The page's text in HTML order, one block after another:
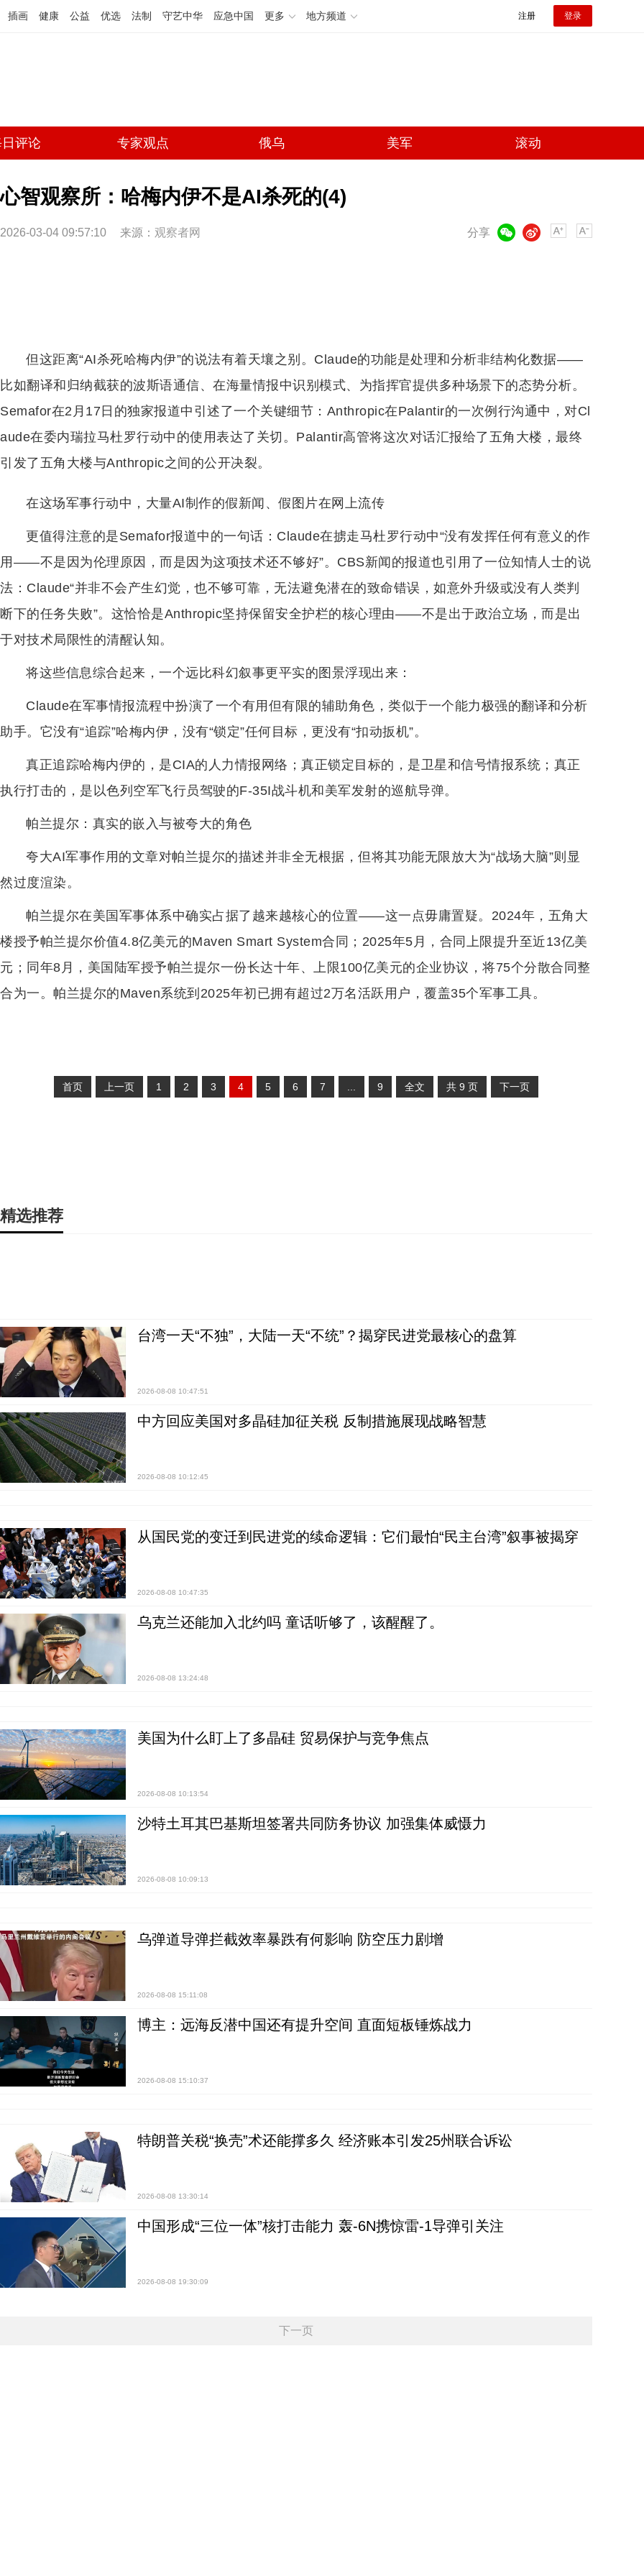
插画 健康 公益 优选 法制 守艺中华 应急中国 更多 地方频道 注册 登录
评论 专家观点 俄乌 美军 滚动
心智观察所：哈梅内伊不是AI杀死的(4)
2026-03-04 09:57:10 来源： 观察者网 分享
微博
但这距离“AI杀死哈梅内伊”的说法有着天壤之别。Claude的功能是处理和分析非结构化数据——
比如翻译和归纳截获的波斯语通信、在海量情报中识别模式、为指挥官提供多种场景下的态势分析。
Semafor在2月17日的独家报道中引述了一个关键细节：Anthropic在Palantir的一次例行沟通中，对Cl
aude在委内瑞拉马杜罗行动中的使用表达了关切。Palantir高管将这次对话汇报给了五角大楼，最终
引发了五角大楼与Anthropic之间的公开决裂。
在这场军事行动中，大量AI制作的假新闻、假图片在网上流传
更值得注意的是Semafor报道中的一句话：Claude在掳走马杜罗行动中“没有发挥任何有意义的作
用——不是因为伦理原因，而是因为这项技术还不够好”。CBS新闻的报道也引用了一位知情人士的说
法：Claude“并非不会产生幻觉，也不够可靠，无法避免潜在的致命错误，如意外升级或没有人类判
断下的任务失败”。这恰恰是Anthropic坚持保留安全护栏的核心理由——不是出于政治立场，而是出
于对技术局限性的清醒认知。
将这些信息综合起来，一个远比科幻叙事更平实的图景浮现出来：
Claude在军事情报流程中扮演了一个有用但有限的辅助角色，类似于一个能力极强的翻译和分析
助手。它没有“追踪”哈梅内伊，没有“锁定”任何目标，更没有“扣动扳机”。
真正追踪哈梅内伊的，是CIA的人力情报网络；真正锁定目标的，是卫星和信号情报系统；真正
执行打击的，是以色列空军飞行员驾驶的F-35I战斗机和美军发射的巡航导弹。
帕兰提尔：真实的嵌入与被夸大的角色
夸大AI军事作用的文章对帕兰提尔的描述并非全无根据，但将其功能无限放大为“战场大脑”则显
然过度渲染。
帕兰提尔在美国军事体系中确实占据了越来越核心的位置——这一点毋庸置疑。2024年，五角大
楼授予帕兰提尔价值4.8亿美元的Maven Smart System合同；2025年5月，合同上限提升至近13亿美
元；同年8月，美国陆军授予帕兰提尔一份长达十年、上限100亿美元的企业协议，将75个分散合同整
合为一。帕兰提尔的Maven系统到2025年初已拥有超过2万名活跃用户，覆盖35个军事工具。
首页 上一页 1 2 3 4 5 6 7 9 全文 共 9 页 下一页
精选推荐
台湾一天“不独”，大陆一天“不统”？揭穿民进党最核心的盘算
2026-08-08 10:47:51
中方回应美国对多晶硅加征关税 反制措施展现战略智慧
2026-08-08 10:12:45
从国民党的变迁到民进党的续命逻辑：它们最怕“民主台湾”叙事被揭穿
2026-08-08 10:47:35
乌克兰还能加入北约吗 童话听够了，该醒醒了。
2026-08-08 13:24:48
美国为什么盯上了多晶硅 贸易保护与竞争焦点
2026-08-08 10:13:54
沙特土耳其巴基斯坦签署共同防务协议 加强集体威慑力
2026-08-08 10:09:13
乌弹道导弹拦截效率暴跌有何影响 防空压力剧增
2026-08-08 15:11:08
博主：远海反潜中国还有提升空间 直面短板锤炼战力
2026-08-08 15:10:37
特朗普关税“换壳”术还能撑多久 经济账本引发25州联合诉讼
2026-08-08 13:30:14
中国形成“三位一体”核打击能力 轰-6N携惊雷-1导弹引关注
2026-08-08 19:30:09
下一页